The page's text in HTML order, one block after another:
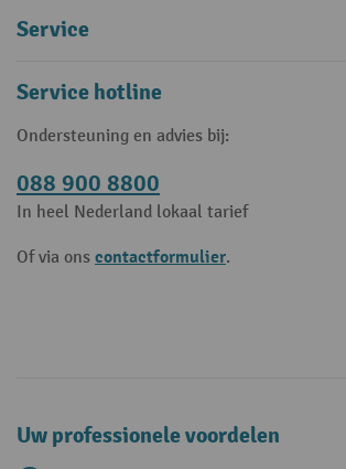
Service
Service hotline
Ondersteuning en advies bij:
088 900 8800
In heel Nederland lokaal tarief
Of via ons contactformulier.
Uw professionele voordelen